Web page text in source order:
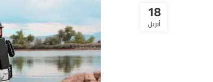
18
أبريل